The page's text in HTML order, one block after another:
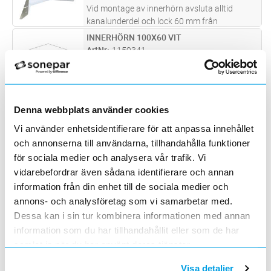
Denna webbplats använder cookies
Vi använder enhetsidentifierare för att anpassa innehållet
och annonserna till användarna, tillhandahålla funktioner
för sociala medier och analysera vår trafik. Vi
vidarebefordrar även sådana identifierare och annan
information från din enhet till de sociala medier och
annons- och analysföretag som vi samarbetar med.
Dessa kan i sin tur kombinera informationen med annan
information som du har tillhandahållit eller som de har
samlat in när du har använt deras tjänster.
Visa detaljer
Vid montage av innerhörn avsluta alltid
kanalunderdel och lock 60 mm från
hörnet.Montera alltid innerhörnet utanpå
locket och fäst med 2 st popnitar E-nr 15 332
70. Innerhörnetsfyra hål fungerar som...läs
ST Lägg i kundvagn
INNERHÖRN 100X60 VIT
ArtNr 1159341
SCHNEIDER ELECTRIC
Ställbart innerhörn för avvinkling av
matarkanal TIR+.
ST Lägg i kundvagn
INNERHÖRN 40X40 VIT
Varumärke SCHNEIDER ELECTRIC
Ställbart innerhörn för avvinkling av
matarkanal TIR+.
ST Lägg i kundvagn
INNERHÖRN 80X60 VIT
ArtNr 1159340
Varumärke
SCHNEIDER ELECTRIC
Ställbart innerhörn för avvinkling av
matarkanal TIR+.
ArtNr 1156896